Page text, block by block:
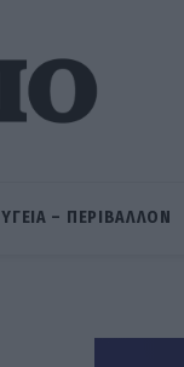
ΥΓΕΙΑ – ΠΕΡΙΒΑΛΛΟΝ